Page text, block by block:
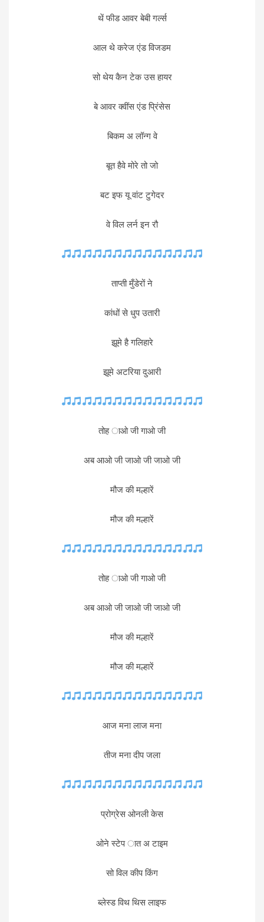
थें फीड आवर बेबी गर्ल्स
आल थे करेज एंड विजडम
सो थेय कैन टेक उस हायर
बे आवर क्वींस एंड प्रिंसेस
बिकम अ लॉन्ग वे
बूत हैवे मोरे तो जो
बट इफ यू वांट टुगेदर
वे विल लर्न इन रौ
ताप्ती मुँडेरों ने
कांधों से धुप उतारी
झूमे है गलिहारे
झूमे अटरिया दुआरी
तोह ाओ जी गाओ जी
अब आओ जी जाओ जी जाओ जी
मौज की मल्हारें
मौज की मल्हारें
तोह ाओ जी गाओ जी
अब आओ जी जाओ जी जाओ जी
मौज की मल्हारें
मौज की मल्हारें
आज मना लाज मना
तीज मना दीप जला
प्रोग्रेस ओनली केस
ओने स्टेप ात अ टाइम
सो विल कीप किंग
ब्लेस्ड विथ थिस लाइफ